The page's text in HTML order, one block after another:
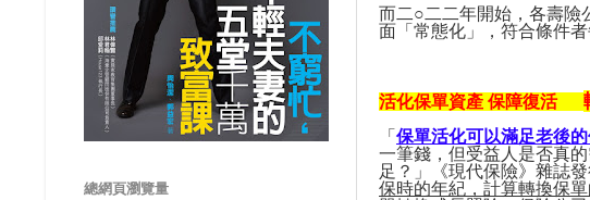
而二○二二年開始，各壽險
面「常態化」，符合條件
活化保單資產 保障復活
「 保單活化可以滿足老後
一筆錢，但受益人是否真
足？」《現代保險》雜誌
保時的年紀，計算轉換保單
總網頁瀏覽量